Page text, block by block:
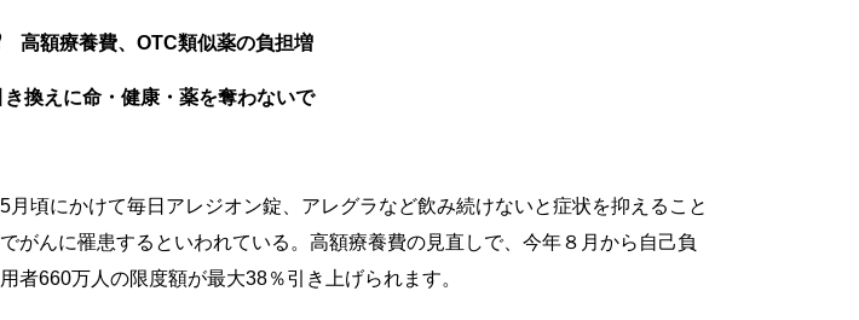
高額療養費、OTC類似薬の負担増
換えに命・健康・薬を奪わないで
頃にかけて毎日アレジオン錠、アレグラなど飲み続けないと症状を抑えること
んに罹患するといわれている。高額療養費の見直しで、今年８月から自己負
660万人の限度額が最大38％引き上げられます。